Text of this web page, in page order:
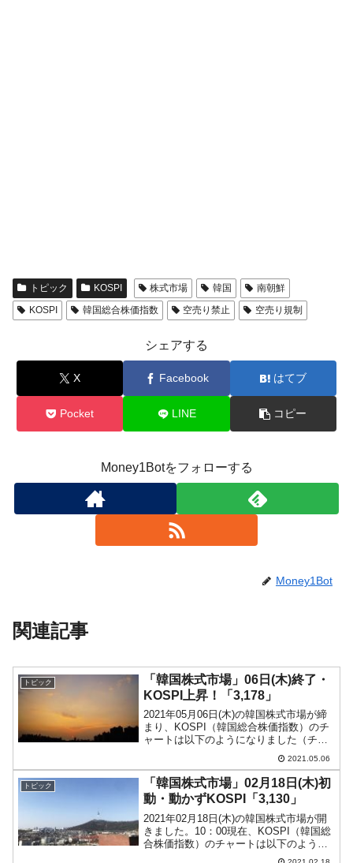
トピック KOSPI 株式市場 韓国
南朝鮮
KOSPI
韓国総合株価指数 空売り禁止 空売り規制
シェアする
X Facebook はてブ
Pocket LINE コピー
Money1Botをフォローする
Money1Bot
関連記事
トピック
「韓国株式市場」06日(木)終了・
KOSPI上昇！「3,178」
2021年05月06日(木)の韓国株式市場が締
まり、KOSPI（韓国総合株価指数）のチ
ャートは以下のようになりました（チャ
ートは『Investing.com』より引用）。
KOSPIは上昇しました。「3,178」まで上
昇して締まっています。再...
2021.05.06
トピック
「韓国株式市場」02月18日(木)初
動・動かずKOSPI「3,130」
2021年02月18日(木)の韓国株式市場が開
きました。10：00現在、KOSPI（韓国総
合株価指数）のチャートは以下のように